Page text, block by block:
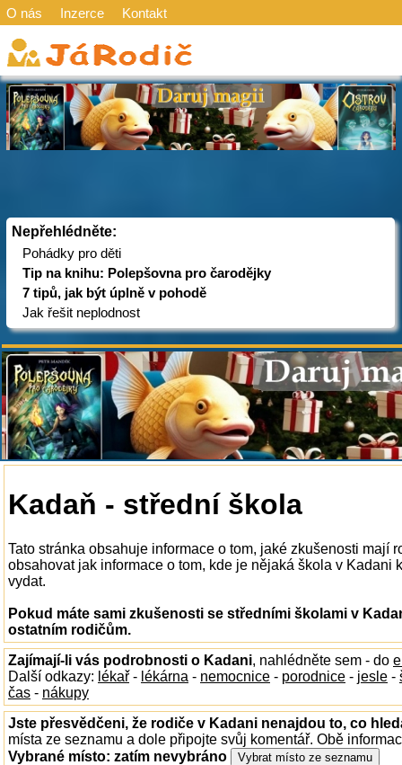
O nás Inzerce Kontakt
Nepřehlédněte:
Pohádky pro děti
Tip na knihu: Polepšovna pro čarodějky
7 tipů, jak být úplně v pohodě
Jak řešit neplodnost
Kadaň - střední škola
Tato stránka obsahuje informace o tom, jaké zkušenosti mají
obsahovat jak informace o tom, kde je nějaká škola v Kadani
vydat.
Pokud máte sami zkušenosti se středními školami v
ostatním rodičům.
Zajímají-li vás podrobnosti o Kadani, nahlédněte sem - do
Další odkazy: lékař - lékárna - nemocnice - porodnice - jesle -
čas - nákupy
Jste přesvědčeni, že rodiče v Kadani nenajdou to, co
místa ze seznamu a dole připojte svůj komentář. Obě
Vybrané místo: zatím nevybráno